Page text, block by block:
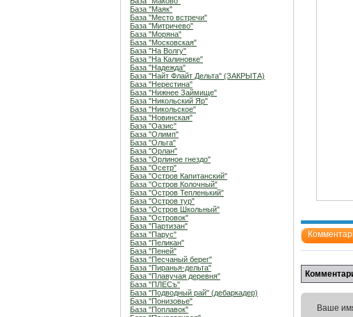
База "Маяк"
База "Место встречи"
База "Митричево"
База "Моряна"
База "Московская"
База "На Волгу"
База "На Калиновке"
База "Надежда"
База "Найт Флайт Дельта" (ЗАКРЫТА)
База "Нерестина"
База "Нижнее Займище"
База "Никольский Яр"
База "Никольское"
База "Новинская"
База "Оазис"
База "Олимп"
База "Ольга"
База "Орлан"
База "Орлиное гнездо"
База "Осетр"
База "Остров Капитанский"
База "Остров Колочный"
База "Остров Тепленький"
База "Остров тур"
База "Остров Школьный"
База "Островок"
База "Партизан"
База "Парус"
База "Пеликан"
База "Пеней"
База "Песчаный берег"
База "Пиранья-дельта"
База "Плавучая деревня"
База "ПЛЕСъ"
База "Подводный рай" (дебаркадер)
База "Понизовье"
База "Поплавок"
Ваше